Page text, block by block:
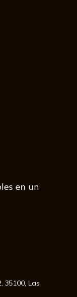
en un
35100, Las